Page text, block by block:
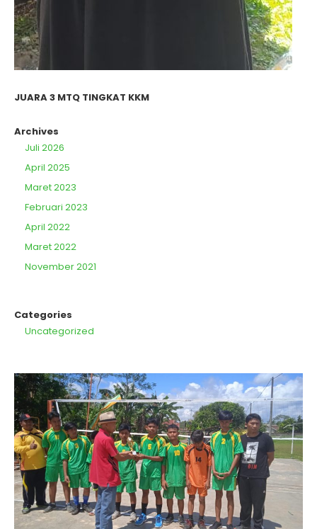
JUARA 3 MTQ TINGKAT KKM
Archives
Juli 2026
April 2025
Maret 2023
Februari 2023
April 2022
Maret 2022
November 2021
Categories
Uncategorized